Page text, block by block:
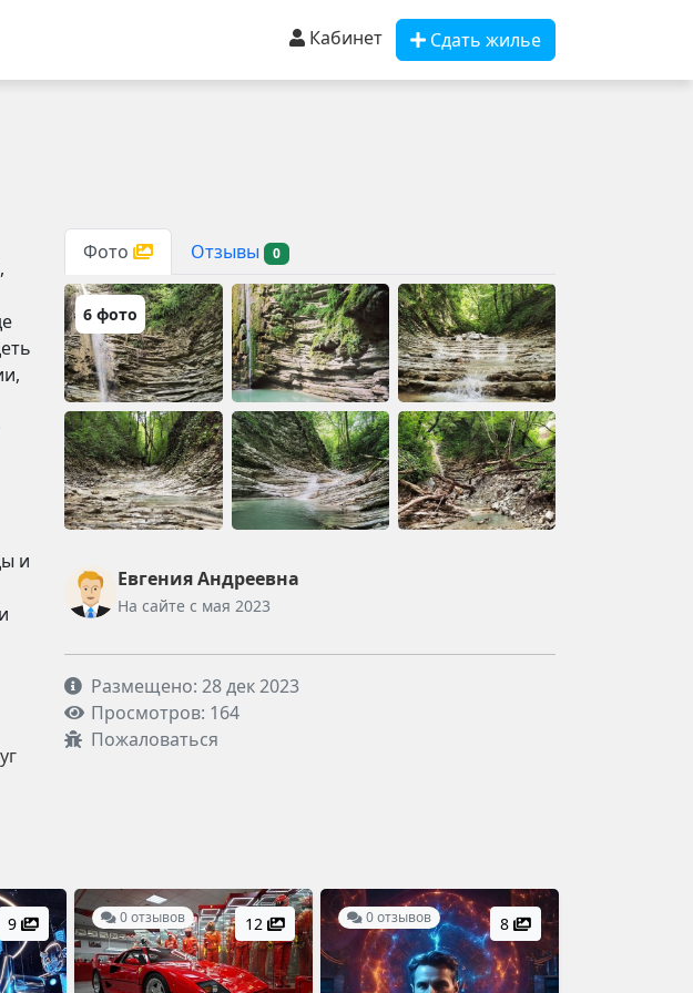
Кабинет Сдать жилье
и
Фото Отзывы 0
6 фото
Евгения Андреевна
На сайте с мая 2023
Размещено: 28 дек 2023
Просмотров: 164
Пожаловаться
9 0 отзывов 12 0 отзывов 8